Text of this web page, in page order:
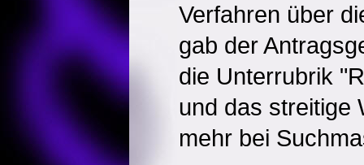
Verfahren über
gab der
die Unterrubrik
und das streitige
mehr bei